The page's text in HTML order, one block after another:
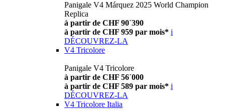
Panigale V4 Márquez 2025 World Champion
Replica
à partir de CHF 90´390
à partir de CHF 959 par mois* i
DÉCOUVREZ-LA
V4 Tricolore
Panigale V4 Tricolore
à partir de CHF 56´000
à partir de CHF 589 par mois* i
DÉCOUVREZ-LA
V4 Tricolore Italia